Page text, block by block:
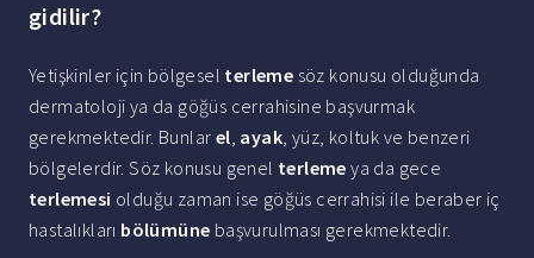
gidilir?
Yetişkinler için bölgesel terleme söz konusu olduğunda
dermatoloji ya da göğüs cerrahisine başvurmak
gerekmektedir. Bunlar el, ayak, yüz, koltuk ve benzeri
bölgelerdir. Söz konusu genel terleme ya da gece
terlemesi olduğu zaman ise göğüs cerrahisi ile beraber iç
hastalıkları bölümüne başvurulması gerekmektedir.